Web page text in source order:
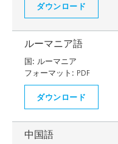
ダウンロード
ルーマニア語
国: ルーマニア
フォーマット: PDF
ダウンロード
中国語